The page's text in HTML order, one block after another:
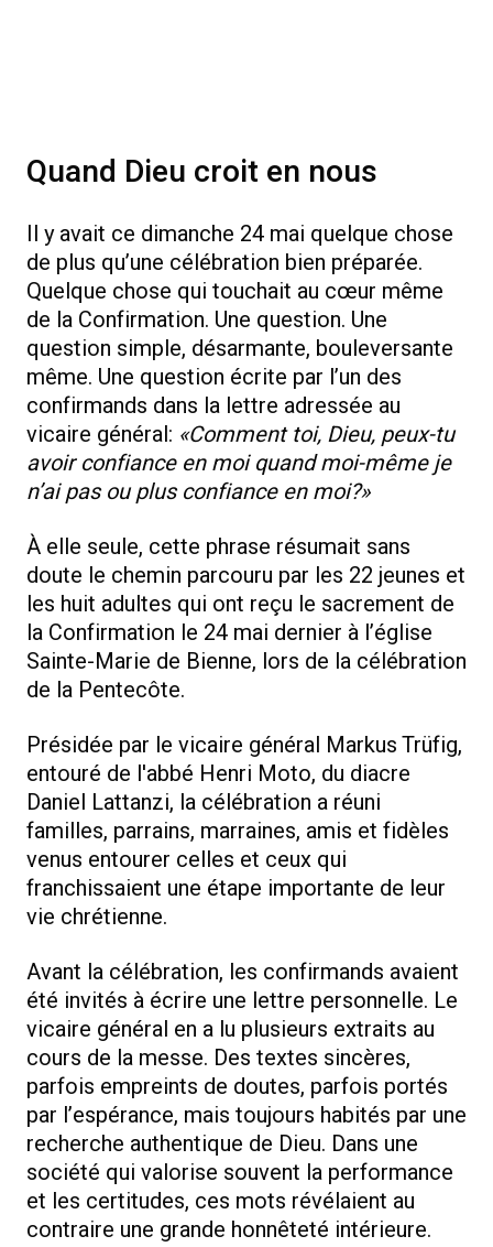
Quand Dieu croit en nous
Il y avait ce dimanche 24 mai quelque chose
de plus qu’une célébration bien préparée.
Quelque chose qui touchait au cœur même
de la Confirmation. Une question. Une
question simple, désarmante, bouleversante
même. Une question écrite par l’un des
confirmands dans la lettre adressée au
vicaire général: «Comment toi, Dieu, peux-tu
avoir confiance en moi quand moi-même je
n’ai pas ou plus confiance en moi?»
À elle seule, cette phrase résumait sans
doute le chemin parcouru par les 22 jeunes et
les huit adultes qui ont reçu le sacrement de
la Confirmation le 24 mai dernier à l’église
Sainte-Marie de Bienne, lors de la célébration
de la Pentecôte.
Présidée par le vicaire général Markus Trüfig,
entouré de l'abbé Henri Moto, du diacre
Daniel Lattanzi, la célébration a réuni
familles, parrains, marraines, amis et fidèles
venus entourer celles et ceux qui
franchissaient une étape importante de leur
vie chrétienne.
Avant la célébration, les confirmands avaient
été invités à écrire une lettre personnelle. Le
vicaire général en a lu plusieurs extraits au
cours de la messe. Des textes sincères,
parfois empreints de doutes, parfois portés
par l’espérance, mais toujours habités par une
recherche authentique de Dieu. Dans une
société qui valorise souvent la performance
et les certitudes, ces mots révélaient au
contraire une grande honnêteté intérieure.